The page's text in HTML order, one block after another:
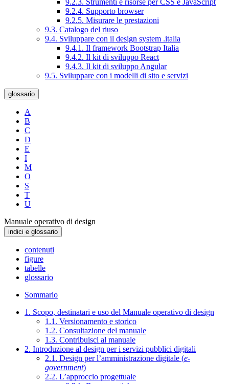
9.2.3. Strumenti e risorse per CSS e JavaScript
9.2.4. Supporto browser
9.2.5. Misurare le prestazioni
9.3. Catalogo del riuso
9.4. Sviluppare con il design system .italia
9.4.1. Il framework Bootstrap Italia
9.4.2. Il kit di sviluppo React
9.4.3. Il kit di sviluppo Angular
9.5. Sviluppare con i modelli di sito e servizi
glossario
A
B
C
D
E
I
M
O
S
T
U
Manuale operativo di design
indici e glossario
contenuti
figure
tabelle
glossario
Sommario
1. Scopo, destinatari e uso del Manuale operativo di design
1.1. Versionamento e storico
1.2. Consultazione del manuale
1.3. Contribuisci al manuale
2. Introduzione al design per i servizi pubblici digitali
2.1. Design per l’amministrazione digitale (e-
government)
2.2. L’approccio progettuale